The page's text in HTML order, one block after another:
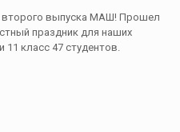
второго выпуска МАШ! Прошел
праздник для наших
класс 47 студентов.